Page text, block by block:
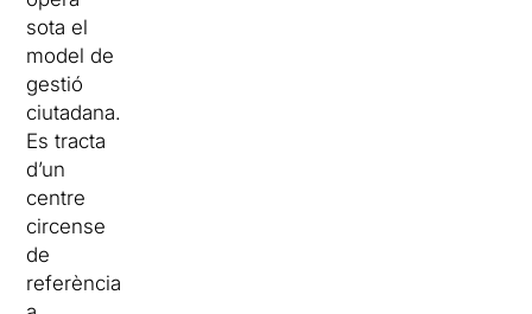
sota el
model de
gestió
ciutadana.
Es tracta
d’un
centre
circense
de
referència